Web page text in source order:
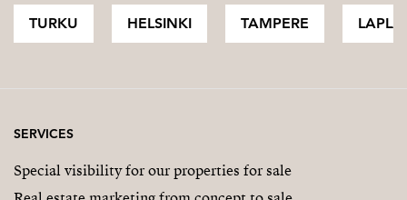
TURKU HELSINKI TAMPERE
SERVICES
Special visibility for our properties for sale